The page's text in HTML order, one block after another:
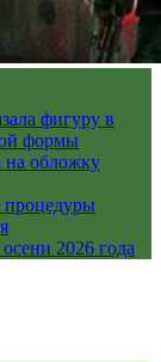
фигуру в
формы
на обложку
процедуры
2026 года